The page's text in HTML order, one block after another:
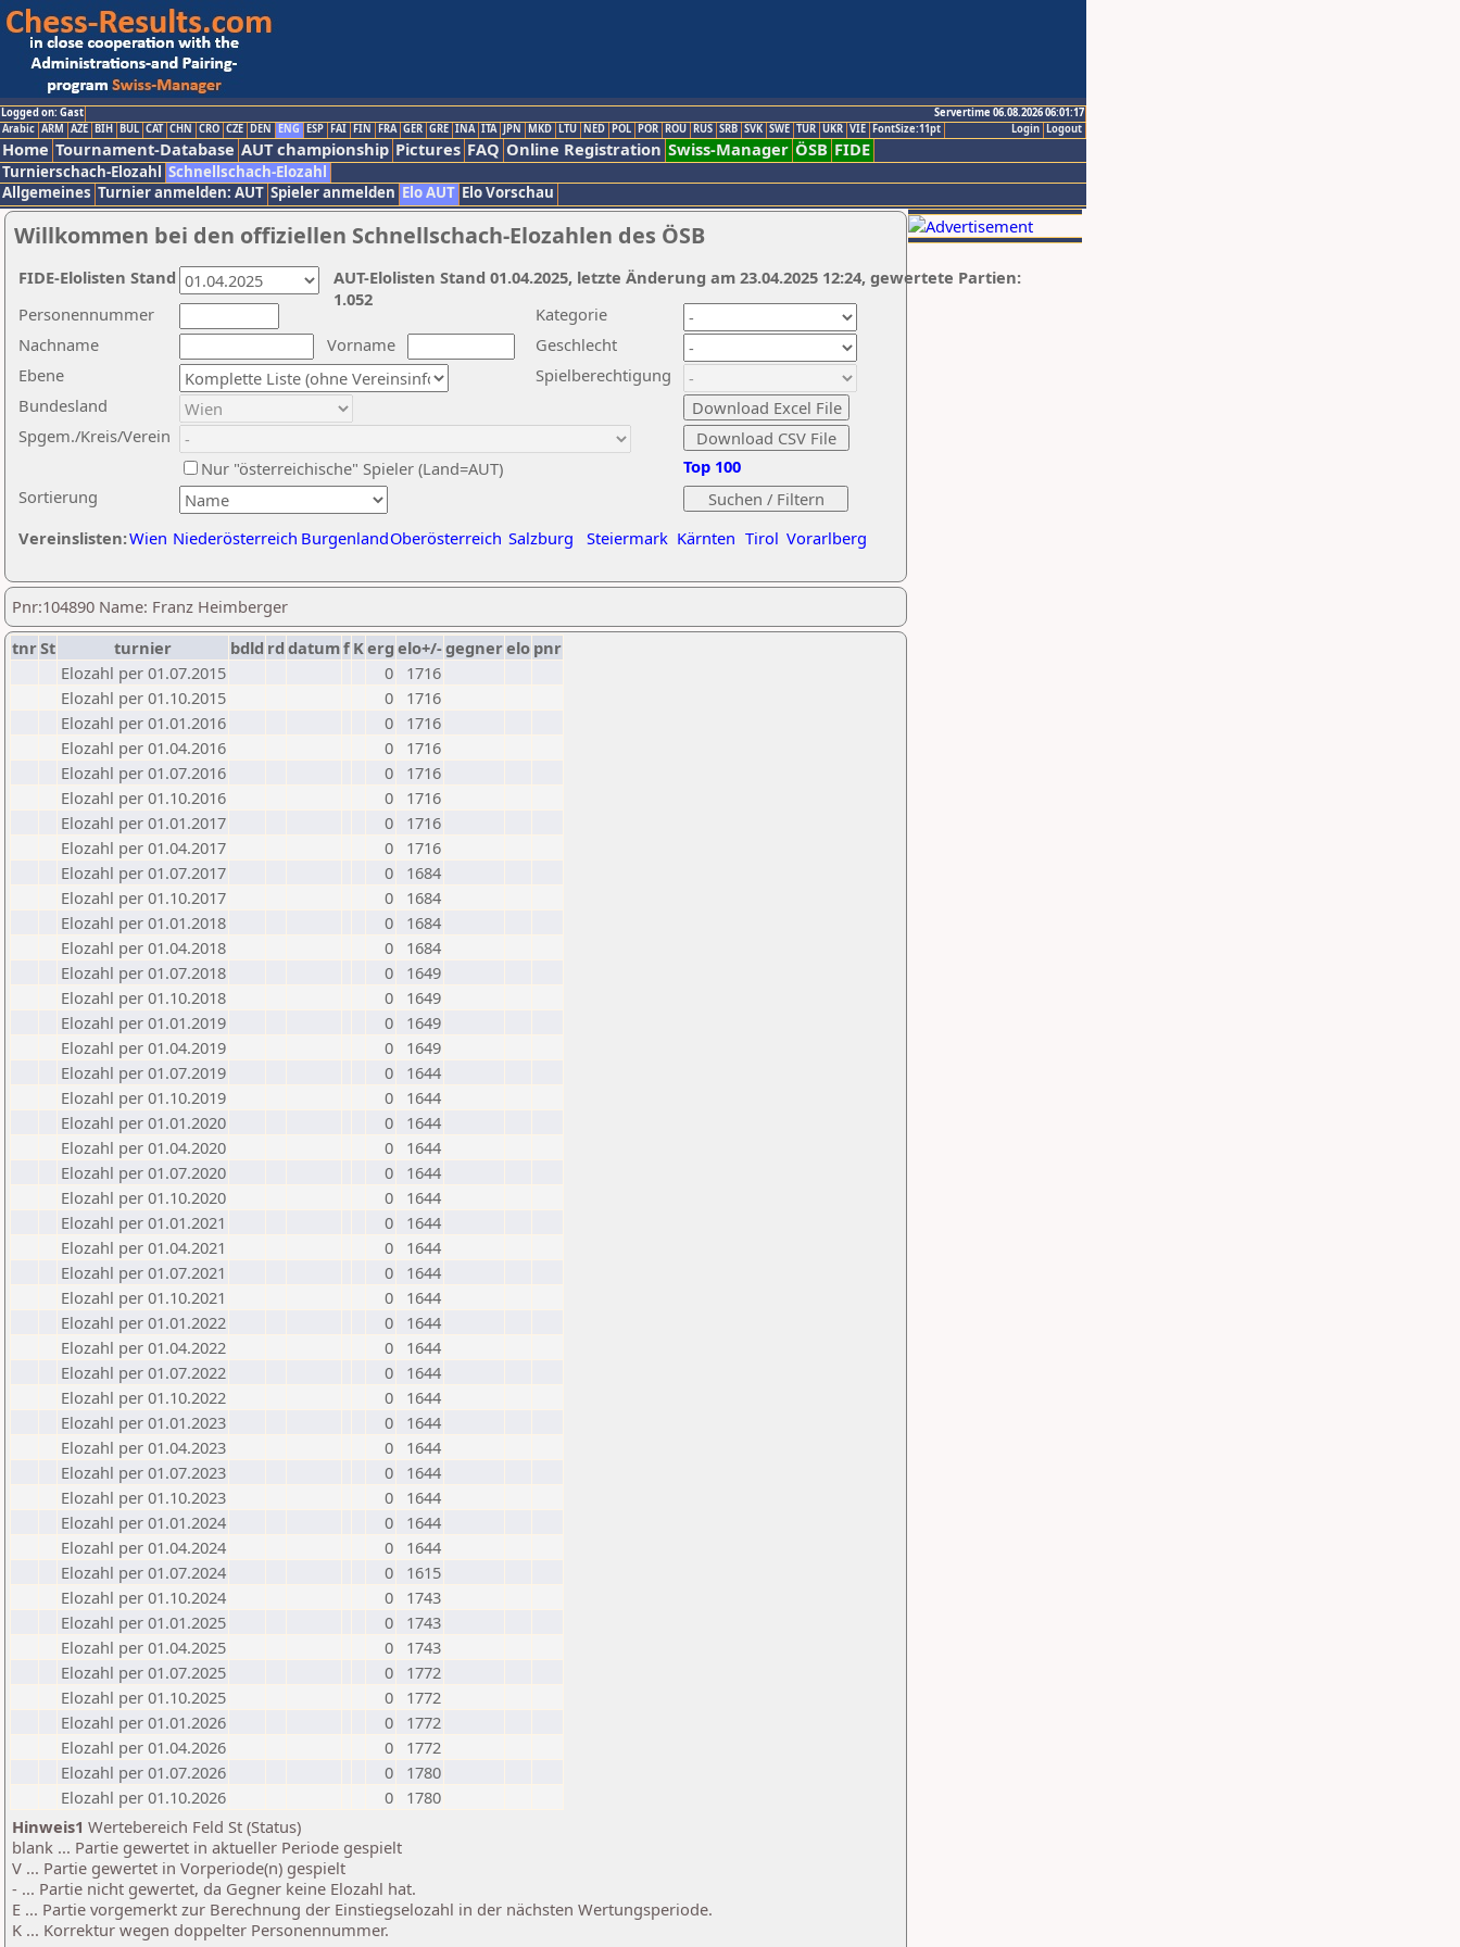
Logged on: Gast
Servertime 06.08.2026 06:01:17
Logout
Login
Arabic ARM AZE BIH BUL CAT CHN CRO CZE DEN ENG ESP FAI FIN FRA GER GRE INA ITA JPN MKD LTU NED POL POR ROU RUS SRB SVK SWE TUR UKR VIE FontSize:11pt
Home Tournament-Database AUT championship Pictures FAQ Online Registration Swiss-Manager ÖSB FIDE
Turnierschach-Elozahl Schnellschach-Elozahl
Allgemeines Turnier anmelden: AUT Spieler anmelden Elo AUT Elo Vorschau
Willkommen bei den offiziellen Schnellschach-Elozahlen des ÖSB
Nachname
Vorname
Ebene
Kategorie
Sortierung
Personennummer
Bundesland
Spgem./Kreis/Verein
Geschlecht
Nur "österreichische" Spieler (Land=AUT)
Spielberechtigung
Vereinslisten:Wien Niederösterreich BurgenlandOberösterreich Salzburg Steiermark Kärnten Tirol Vorarlberg
Top 100
AUT-Elolisten Stand 01.04.2025, letzte Änderung am 23.04.2025 12:24, gewertete Partien:
1.052
FIDE-Elolisten Stand
Pnr:104890 Name: Franz Heimberger
tnrSt turnier bdld rd datumf Kerg elo+/-gegnerelo pnr
Elozahl per 01.07.2015
0
1716
Elozahl per 01.10.2015
0
1716
Elozahl per 01.01.2016
0
1716
Elozahl per 01.04.2016
0
1716
Elozahl per 01.07.2016
0
1716
Elozahl per 01.10.2016
0
1716
Elozahl per 01.01.2017
0
1716
Elozahl per 01.04.2017
0
1716
Elozahl per 01.07.2017
0
1684
Elozahl per 01.10.2017
0
1684
Elozahl per 01.01.2018
0
1684
Elozahl per 01.04.2018
0
1684
Elozahl per 01.07.2018
0
1649
Elozahl per 01.10.2018
0
1649
Elozahl per 01.01.2019
0
1649
Elozahl per 01.04.2019
0
1649
Elozahl per 01.07.2019
0
1644
Elozahl per 01.10.2019
0
1644
Elozahl per 01.01.2020
0
1644
Elozahl per 01.04.2020
0
1644
Elozahl per 01.07.2020
0
1644
Elozahl per 01.10.2020
0
1644
Elozahl per 01.01.2021
0
1644
Elozahl per 01.04.2021
0
1644
Elozahl per 01.07.2021
0
1644
Elozahl per 01.10.2021
0
1644
Elozahl per 01.01.2022
0
1644
Elozahl per 01.04.2022
0
1644
Elozahl per 01.07.2022
0
1644
Elozahl per 01.10.2022
0
1644
Elozahl per 01.01.2023
0
1644
Elozahl per 01.04.2023
0
1644
Elozahl per 01.07.2023
0
1644
Elozahl per 01.10.2023
0
1644
Elozahl per 01.01.2024
0
1644
Elozahl per 01.04.2024
0
1644
Elozahl per 01.07.2024
0
1615
Elozahl per 01.10.2024
0
1743
Elozahl per 01.01.2025
0
1743
Elozahl per 01.04.2025
0
1743
Elozahl per 01.07.2025
0
1772
Elozahl per 01.10.2025
0
1772
Elozahl per 01.01.2026
0
1772
Elozahl per 01.04.2026
0
1772
Elozahl per 01.07.2026
0
1780
Elozahl per 01.10.2026
0
1780
Hinweis1 Wertebereich Feld St (Status)
blank ... Partie gewertet in aktueller Periode gespielt
V ... Partie gewertet in Vorperiode(n) gespielt
- ... Partie nicht gewertet, da Gegner keine Elozahl hat.
E ... Partie vorgemerkt zur Berechnung der Einstiegselozahl in der nächsten Wertungsperiode.
K ... Korrektur wegen doppelter Personennummer.